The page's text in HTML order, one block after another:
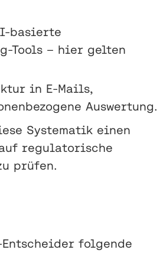
basierte
Tools – hier gelten
in E-Mails,
Auswertung.
Systematik einen
regulatorische
prüfen.
folgende